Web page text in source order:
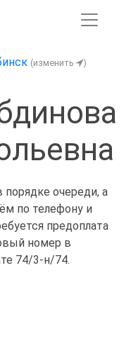
(изменить )
очереди, а
по телефону и
предоплата
номер в
74/3-н/74.